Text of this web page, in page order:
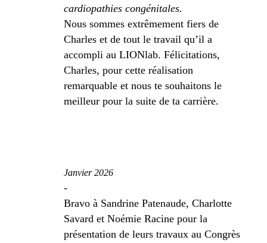
cardiopathies congénitales.
Nous sommes extrêmement fiers de
Charles et de tout le travail qu’il a
accompli au LIONlab. Félicitations,
Charles, pour cette réalisation
remarquable et nous te souhaitons le
meilleur pour la suite de ta carrière.
Janvier 2026
-
Bravo à Sandrine Patenaude, Charlotte
Savard et Noémie Racine pour la
présentation de leurs travaux au Congrès